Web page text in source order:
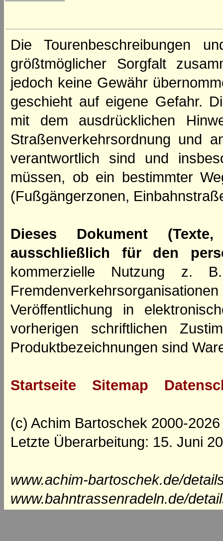
Die Tourenbeschreibungen
größtmöglicher Sorgfalt
jedoch keine Gewähr
geschieht auf eigene Gefahr.
mit dem ausdrücklichen
Straßenverkehrsordnung und
verantwortlich sind und
müssen, ob ein bestimmter
(Fußgängerzonen,
Dieses Dokument
ausschließlich für den
kommerzielle Nutzung z.
Veröffentlichung in
vorherigen schriftlichen
Produktbezeichnungen sind
Startseite Sitemap
(c) Achim Bartoschek 2000-2026
Letzte Überarbeitung: 15. Juni
www.achim-bartoschek.de/
www.bahntrassenradeln.de/